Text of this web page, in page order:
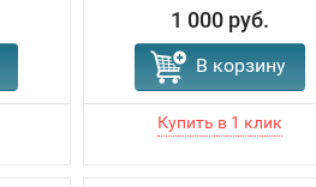
1 000 руб.
В корзину